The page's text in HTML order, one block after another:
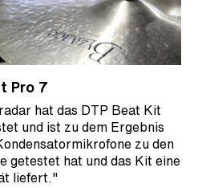
Pro 7
hat das DTP Beat Kit
und ist zu dem Ergebnis
zu den
getestet hat und das Kit eine
liefert."